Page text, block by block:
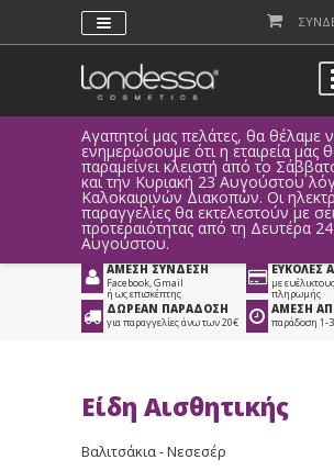
Αγαπητοί μας πελάτες, θα θέλαμε
ενημερώσουμε ότι η εταιρεία μας
παραμείνει κλειστή από το
και την Κυριακή 23 Αυγούστου
Καλοκαιρινών Διακοπών. Οι
παραγγελίες θα εκτελεστούν με
προτεραιότητας από τη Δευτέρα 24
Αυγούστου.
Προϊόντα > Είδη
Είδη Αποτρίχωσης
>
Ρολλά - Χαρτάκια Αποτρίχωσης
ΑΜΕΣΗ ΣΥΝΔΕΣΗ
Facebook, Gmail
ή ως επισκέπτης
ΕΥΚΟΛΕΣ
με
πληρωμής
ΔΩΡΕΑΝ ΠΑΡΑΔΟΣΗ
για παραγγελίες άνω των 20€
ΑΜΕΣΗ
παράδοση 1-3
Είδη Αισθητικής
Βαλιτσάκια - Νεσεσέρ